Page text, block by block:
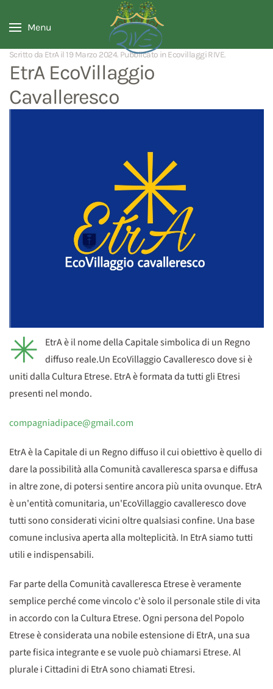
Menu
Scritto da EtrA il 19 Marzo 2024. Pubblicato in Ecovillaggi RIVE.
EtrA EcoVillaggio
Cavalleresco
✳
EtrA è il nome della Capitale simbolica di un Regno
diffuso reale.Un EcoVillaggio Cavalleresco dove si è
uniti dalla Cultura Etrese. EtrA è formata da tutti gli Etresi
presenti nel mondo.
compagniadipace@gmail.com
EtrA è la Capitale di un Regno diffuso il cui obiettivo è quello di
dare la possibilità alla Comunità cavalleresca sparsa e diffusa
in altre zone, di potersi sentire ancora più unita ovunque. EtrA
è un'entità comunitaria, un'EcoVillaggio cavalleresco dove
tutti sono considerati vicini oltre qualsiasi confine. Una base
comune inclusiva aperta alla molteplicità. In EtrA siamo tutti
utili e indispensabili.
Far parte della Comunità cavalleresca Etrese è veramente
semplice perché come vincolo c'è solo il personale stile di vita
in accordo con la Cultura Etrese. Ogni persona del Popolo
Etrese è considerata una nobile estensione di EtrA, una sua
parte fisica integrante e se vuole può chiamarsi Etrese. Al
plurale i Cittadini di EtrA sono chiamati Etresi.